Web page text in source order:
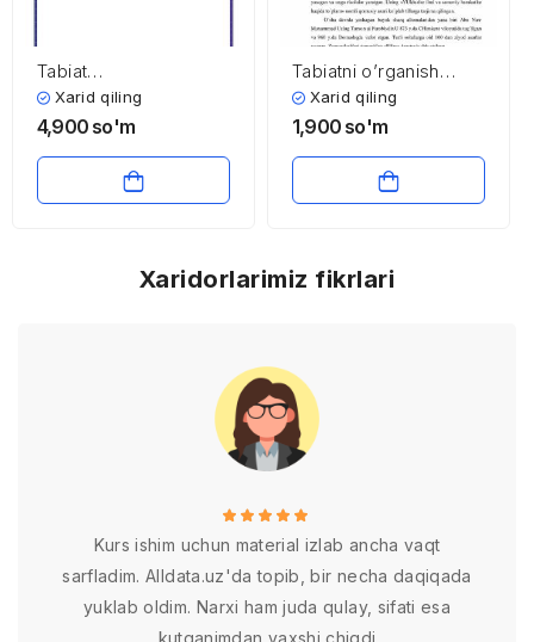
Tabiat
komponentlaridan
foydalanish va ularni
ekologik–iqtisodiy
asoslari
Xarid qiling
4,900 so'm
Tabiatni o’rganish
ilmiga Sharqning
buyuk allomalarining
Xarid qiling
1,900 so'm
Xaridorlarimiz fikrlari
Kurs ishim uchun material izlab ancha vaqt
sarfladim. Alldata.uz'da topib, bir necha daqiqada
yuklab oldim. Narxi ham juda qulay, sifati esa
kutganimdan yaxshi chiqdi